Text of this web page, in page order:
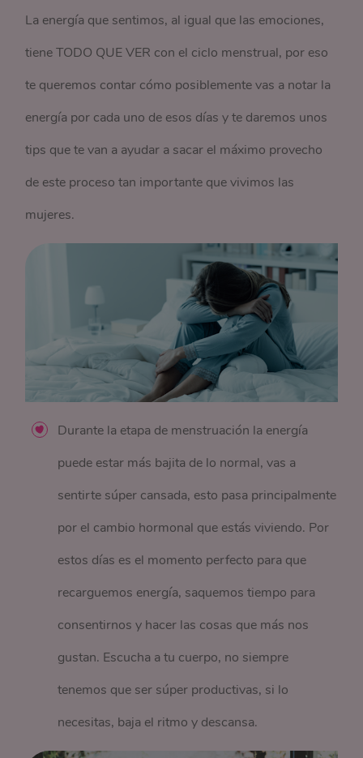
La energía que sentimos, al igual que las emociones,
tiene TODO QUE VER con el ciclo menstrual, por eso
te queremos contar cómo posiblemente vas a notar la
energía por cada uno de esos días y te daremos unos
tips que te van a ayudar a sacar el máximo provecho
de este proceso tan importante que vivimos las
mujeres.
Durante la etapa de menstruación la energía
puede estar más bajita de lo normal, vas a
sentirte súper cansada, esto pasa principalmente
por el cambio hormonal que estás viviendo. Por
estos días es el momento perfecto para que
recarguemos energía, saquemos tiempo para
consentirnos y hacer las cosas que más nos
gustan. Escucha a tu cuerpo, no siempre
tenemos que ser súper productivas, si lo
necesitas, baja el ritmo y descansa.